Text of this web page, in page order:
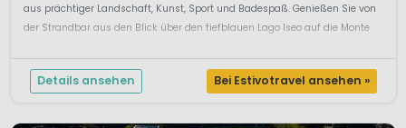
aus prächtiger Landschaft, Kunst, Sport und Badespaß. Genießen Sie von
der Strandbar aus den Blick über den tiefblauen Lago Iseo auf die Monte
Details ansehen Bei Estivotravel ansehen »